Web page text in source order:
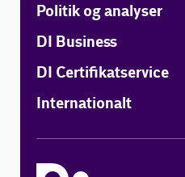
Politik og analyser
DI Business
DI Certifikatservice
Internationalt